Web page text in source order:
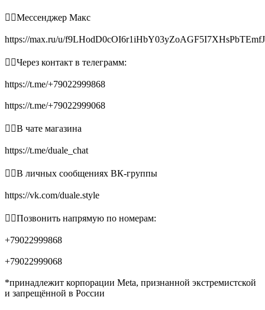
👉🏻Мессенджер Макс
https://max.ru/u/
👉🏻Через контакт в телеграмм:
https://t.me/+79022999868
https://t.me/+79022999068
👉🏻В чате магазина
https://t.me/duale_chat
👉🏻В личных сообщениях ВК-группы
https://vk.com/duale.style
👉🏻Позвонить напрямую по номерам:
+79022999868
+79022999068
*принадлежит корпорации Meta, признанной экстремистской
и запрещённой в России